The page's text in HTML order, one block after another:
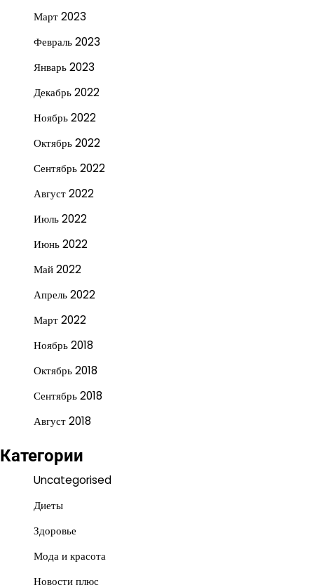
Март 2023
Февраль 2023
Январь 2023
Декабрь 2022
Ноябрь 2022
Октябрь 2022
Сентябрь 2022
Август 2022
Июль 2022
Июнь 2022
Май 2022
Апрель 2022
Март 2022
Ноябрь 2018
Октябрь 2018
Сентябрь 2018
Август 2018
Категории
Uncategorised
Диеты
Здоровье
Мода и красота
Новости плюс